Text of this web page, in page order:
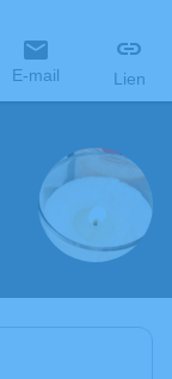
E-mail Lien